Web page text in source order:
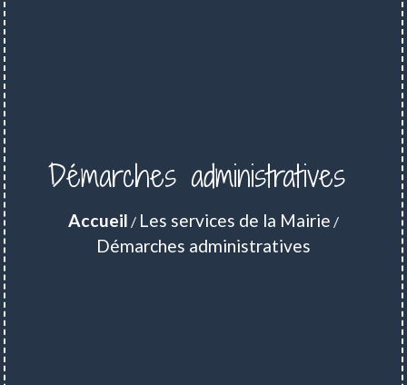
Démarches administratives
Accueil / Les services de la Mairie /
Démarches administratives